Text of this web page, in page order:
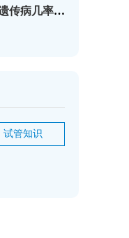
试管婴儿遗传病几率？试
试管知识